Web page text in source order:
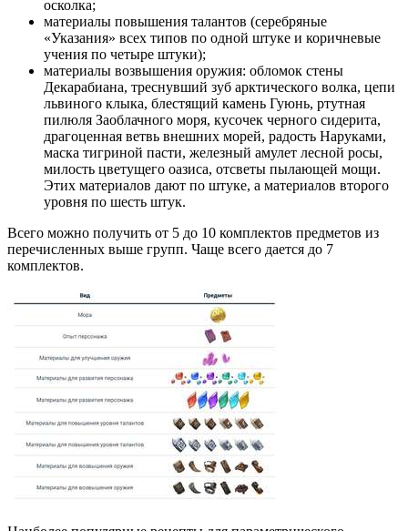
осколка;
материалы повышения талантов (серебряные
«Указания» всех типов по одной штуке и коричневые
учения по четыре штуки);
материалы возвышения оружия: обломок стены
Декарабиана, треснувший зуб арктического волка, цепи
львиного клыка, блестящий камень Гуюнь, ртутная
пилюля Заоблачного моря, кусочек черного сидерита,
драгоценная ветвь внешних морей, радость Наруками,
маска тигриной пасти, железный амулет лесной росы,
милость цветущего оазиса, отсветы пылающей мощи.
Этих материалов дают по штуке, а материалов второго
уровня по шесть штук.
Всего можно получить от 5 до 10 комплектов предметов из
перечисленных выше групп. Чаще всего дается до 7
комплектов.